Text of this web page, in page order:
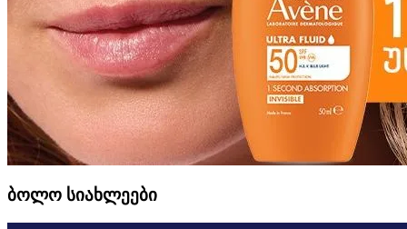
ბოლო სიახლეები